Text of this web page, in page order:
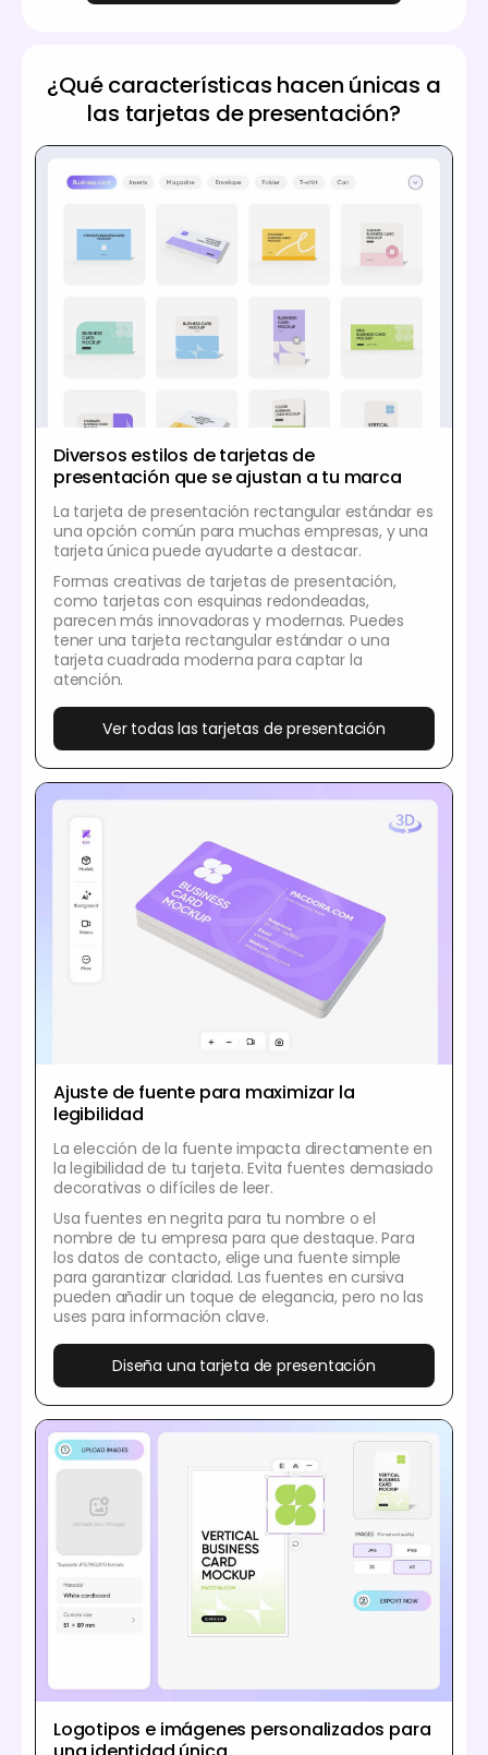
¿Qué características hacen únicas a
las tarjetas de presentación?
Diversos estilos de tarjetas de
presentación que se ajustan a tu marca
La tarjeta de presentación rectangular estándar es
una opción común para muchas empresas, y una
tarjeta única puede ayudarte a destacar.
Formas creativas de tarjetas de presentación,
como tarjetas con esquinas redondeadas,
parecen más innovadoras y modernas. Puedes
tener una tarjeta rectangular estándar o una
tarjeta cuadrada moderna para captar la
atención.
Ver todas las tarjetas de presentación
Ajuste de fuente para maximizar la
legibilidad
La elección de la fuente impacta directamente en
la legibilidad de tu tarjeta. Evita fuentes demasiado
decorativas o difíciles de leer.
Usa fuentes en negrita para tu nombre o el
nombre de tu empresa para que destaque. Para
los datos de contacto, elige una fuente simple
para garantizar claridad. Las fuentes en cursiva
pueden añadir un toque de elegancia, pero no las
uses para información clave.
Diseña una tarjeta de presentación
Logotipos e imágenes personalizados para